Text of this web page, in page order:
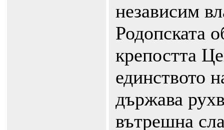
независим
Родопската
крепостта
единството
държава
вътрешна